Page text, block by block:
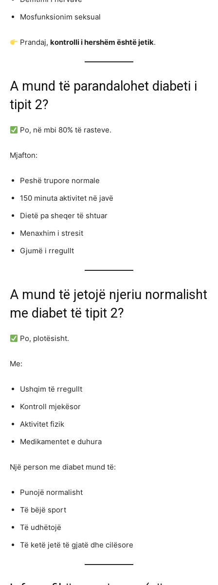
Mosfunksionim seksual
Prandaj,kontrolli i hershëm është jetik.
A mund të parandalohet diabeti i
tipit 2?
Po, në mbi 80% të rasteve.
Mjafton:
Peshë trupore normale
150 minuta aktivitet në javë
Dietë pa sheqer të shtuar
Menaxhim i stresit
Gjumë i rregullt
A mund të jetojë njeriu normalisht
me diabet të tipit 2?
Po, plotësisht.
Me:
Ushqim të rregullt
Kontroll mjekësor
Aktivitet fizik
Medikamentet e duhura
Një person me diabet mund të:
Punojë normalisht
Të bëjë sport
Të udhëtojë
Të ketë jetë të gjatë dhe cilësore